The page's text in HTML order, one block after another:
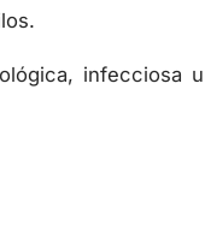
infecciosa u